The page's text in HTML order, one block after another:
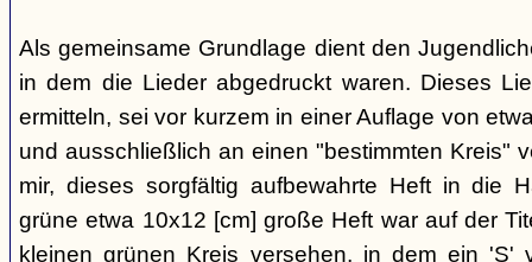
Als gemeinsame Grundlage dient den
in dem die Lieder abgedruckt waren. Dieses
ermitteln, sei vor kurzem in einer Auflage von
und ausschließlich an einen "bestimmten Kreis"
mir, dieses sorgfältig aufbewahrte Heft in die
grüne etwa 10x12 [cm] große Heft war auf der
kleinen grünen Kreis versehen, in dem ein 'S'